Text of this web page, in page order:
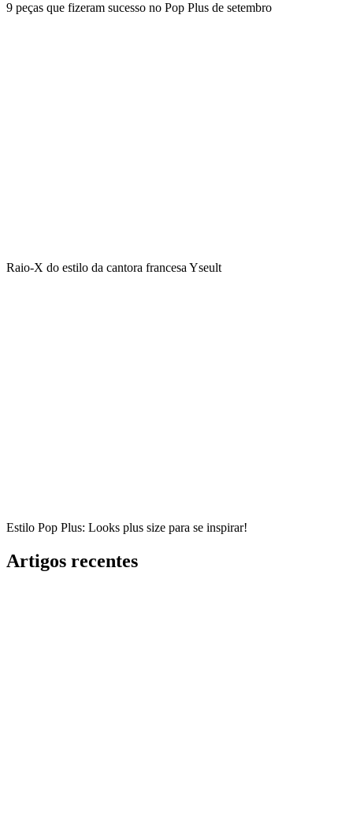
9 peças que fizeram sucesso no Pop Plus de setembro
Raio-X do estilo da cantora francesa Yseult
Estilo Pop Plus: Looks plus size para se inspirar!
Artigos recentes